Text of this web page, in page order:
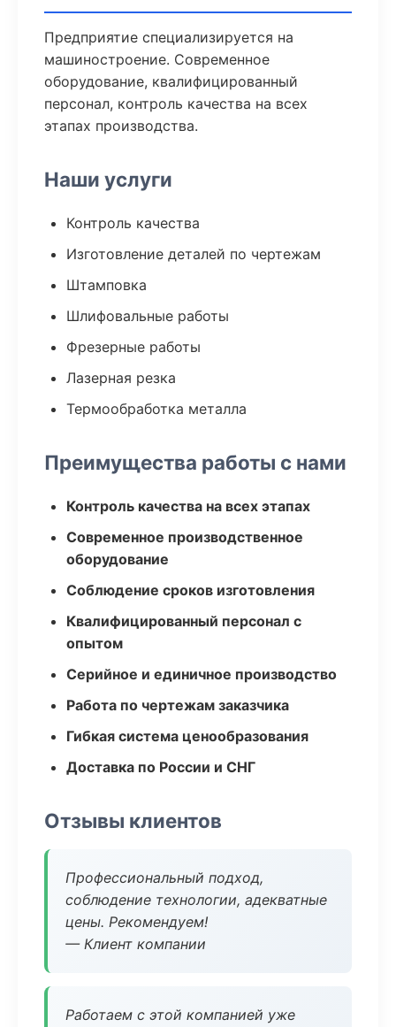
Предприятие специализируется на
машиностроение. Современное
оборудование, квалифицированный
персонал, контроль качества на всех
этапах производства.
Наши услуги
Контроль качества
Изготовление деталей по чертежам
Штамповка
Шлифовальные работы
Фрезерные работы
Лазерная резка
Термообработка металла
Преимущества работы с нами
Контроль качества на всех этапах
Современное производственное
оборудование
Соблюдение сроков изготовления
Квалифицированный персонал с
опытом
Серийное и единичное производство
Работа по чертежам заказчика
Гибкая система ценообразования
Доставка по России и СНГ
Отзывы клиентов
Профессиональный подход,
соблюдение технологии, адекватные
цены. Рекомендуем!
— Клиент компании
Работаем с этой компанией уже